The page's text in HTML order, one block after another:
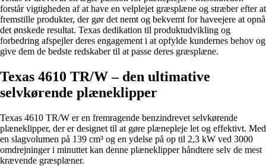
forstår vigtigheden af at have en velplejet græsplæne og stræber efter at
fremstille produkter, der gør det nemt og bekvemt for haveejere at opnå
det ønskede resultat. Texas dedikation til produktudvikling og
forbedring afspejler deres engagement i at opfylde kundernes behov og
give dem de bedste redskaber til at passe deres græsplæne.
Texas 4610 TR/W – den ultimative
selvkørende plæneklipper
Texas 4610 TR/W er en fremragende benzindrevet selvkørende
plæneklipper, der er designet til at gøre plænepleje let og effektivt. Med
en slagvolumen på 139 cm³ og en ydelse på op til 2,3 kW ved 3000
omdrejninger i minuttet kan denne plæneklipper håndtere selv de mest
krævende græsplæner.